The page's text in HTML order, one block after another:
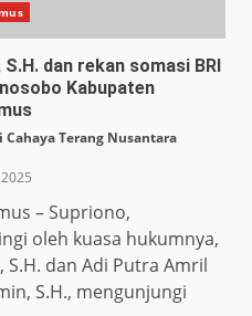
S.H. dan rekan somasi BRI
Kabupaten
– Supriono,
oleh kuasa hukumnya,
S.H. dan Adi Putra Amril
S.H., mengunjungi